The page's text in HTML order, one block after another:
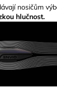
nosičům
hlučnost.